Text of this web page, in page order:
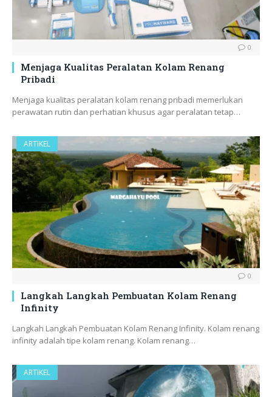
0
Menjaga Kualitas Peralatan Kolam Renang
Pribadi
Menjaga kualitas peralatan kolam renang pribadi memerlukan
perawatan rutin dan perhatian khusus agar peralatan tetap…
ARTIKEL
0
Langkah Langkah Pembuatan Kolam Renang
Infinity
Langkah Langkah Pembuatan Kolam Renang Infinity. Kolam renang
infinity adalah tipe kolam renang. Kolam renang…
ARTIKEL